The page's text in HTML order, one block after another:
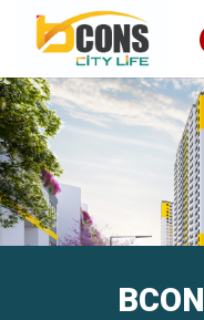
Chuyển
nội
dung